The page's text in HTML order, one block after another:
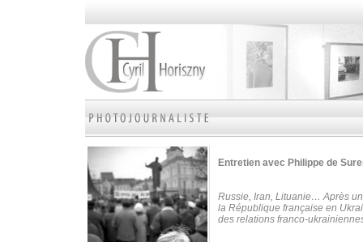
Entretien avec Philippe de
Russie, Iran, Lituanie… Après
la République française en
des relations franco-